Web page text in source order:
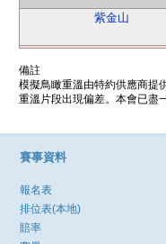
紫金山
備註
模擬鳥瞰重溫由特約供應商提
重溫片段出現偏差。本會已盡
賽事資料
報名表
排位表(本地)
賠率